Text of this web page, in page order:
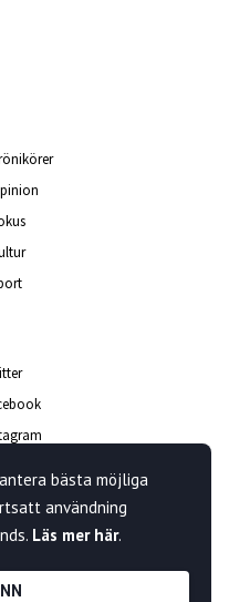
bästa möjliga
användning
Läs mer här.